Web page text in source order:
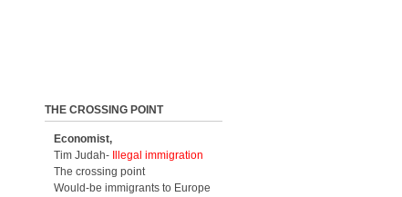
THE CROSSING POINT
Economist,
Tim Judah-
Illegal immigration
The crossing point
Would-be immigrants to Europe